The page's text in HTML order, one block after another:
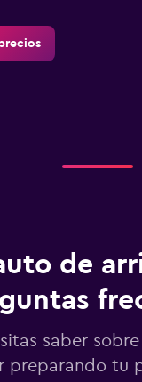
de
saber
preparando tu